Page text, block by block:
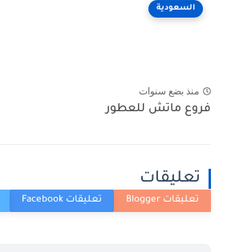
السعودية
منذ بضع سنوات
فروع ماتش للعطور
تعليقات